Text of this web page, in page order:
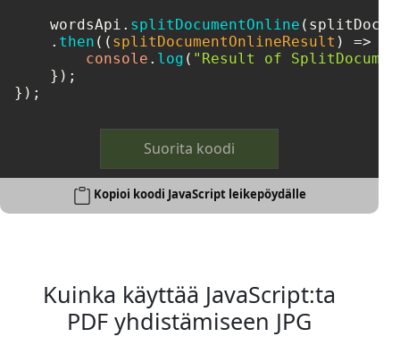
    wordsApi.
splitDocumentOnline
    .
then ( ( splitDocumentOnlineResult ) =>
console . log ( "Result of
    });
});
Suorita koodi
Kopioi koodi JavaScript leikepöydälle
Kuinka käyttää JavaScript:ta
PDF yhdistämiseen JPG